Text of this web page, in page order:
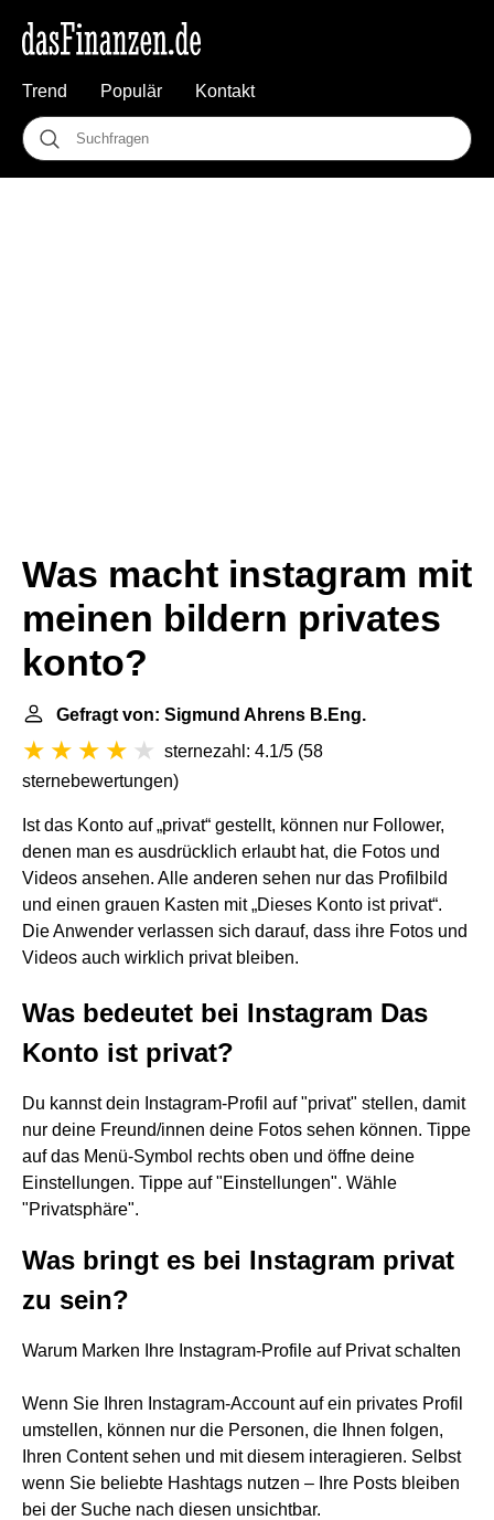
Trend Populär Kontakt
Was macht instagram mit
meinen bildern privates
konto?
Gefragt von: Sigmund Ahrens B.Eng.
sternezahl: 4.1/5 (58
sternebewertungen)
Ist das Konto auf „privat“ gestellt, können nur Follower,
denen man es ausdrücklich erlaubt hat, die Fotos und
Videos ansehen. Alle anderen sehen nur das Profilbild
und einen grauen Kasten mit „Dieses Konto ist privat“.
Die Anwender verlassen sich darauf, dass ihre Fotos und
Videos auch wirklich privat bleiben.
Was bedeutet bei Instagram Das
Konto ist privat?
Du kannst dein Instagram-Profil auf "privat" stellen, damit
nur deine Freund/innen deine Fotos sehen können. Tippe
auf das Menü-Symbol rechts oben und öffne deine
Einstellungen. Tippe auf "Einstellungen". Wähle
"Privatsphäre".
Was bringt es bei Instagram privat
zu sein?
Warum Marken Ihre Instagram-Profile auf Privat schalten
Wenn Sie Ihren Instagram-Account auf ein privates Profil
umstellen, können nur die Personen, die Ihnen folgen,
Ihren Content sehen und mit diesem interagieren. Selbst
wenn Sie beliebte Hashtags nutzen – Ihre Posts bleiben
bei der Suche nach diesen unsichtbar.